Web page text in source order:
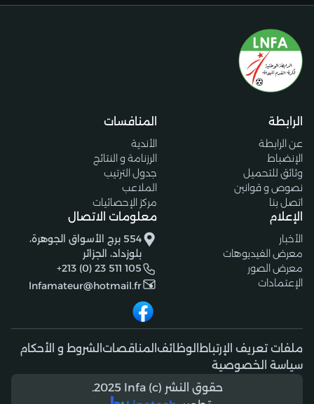
الرابطة
عن الرابطة
الإنضباط
وثائق للتحميل
نصوص و قوانين
اتصل بنا
المنافسات
الأندية
الرزنامة و النتائج
جدول الترتيب
الملاعب
مركز الإحصائيات
الإعلام
الأخبار
معرض الفيديوهات
معرض الصور
الإعتمادات
معلومات الاتصال
554 برج الأسواق الجوهرة،
بلوزداد، الجزائر
+213 (0) 23 511 105
lnfamateur@hotmail.fr
ملفات تعريف الإرتباط الوظائف المناقصات الشروط و الأحكام
سياسة الخصوصية
حقوق النشر (c) 2025 lnfa.